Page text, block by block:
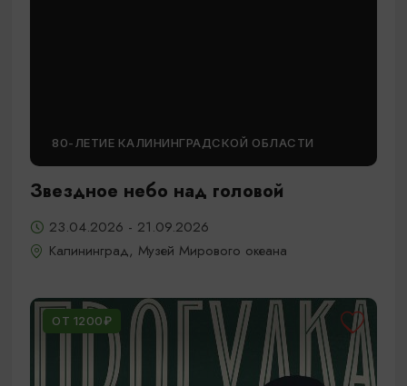
80-ЛЕТИЕ КАЛИНИНГРАДСКОЙ ОБЛАСТИ
Звездное небо над головой
23.04.2026 - 21.09.2026
Калининград, Музей Мирового океана
ОТ 1200₽